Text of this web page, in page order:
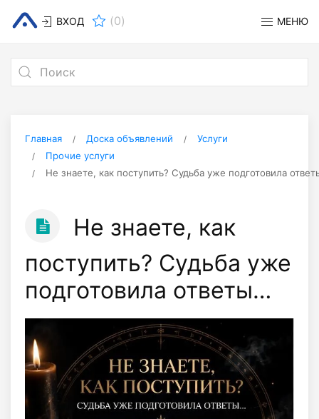
ВХОД (0) МЕНЮ
Главная Доска объявлений
Услуги
Прочие услуги
Не знаете, как поступить? Судьба уже подготовила
Не знаете, как
поступить? Судьба уже
подготовила ответы…